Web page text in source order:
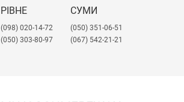
РІВНЕ
(098) 020-14-72
(050) 303-80-97
СУМИ
(050) 351-06-51
(067) 542-21-21